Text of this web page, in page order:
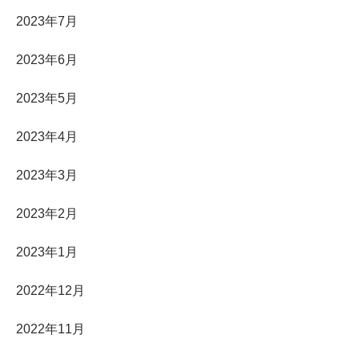
2023年7月
2023年6月
2023年5月
2023年4月
2023年3月
2023年2月
2023年1月
2022年12月
2022年11月